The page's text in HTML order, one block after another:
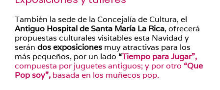
También la sede de la Concejalía de Cultura, el
Antiguo Hospital de Santa María La Rica, ofrecerá
propuestas culturales visitables esta Navidad y
serán dos exposiciones muy atractivas para los
más pequeños, por un lado “Tiempo para Jugar”,
compuesta por juguetes antiguos; y por otro “Que
Pop soy”, basada en los muñecos pop.